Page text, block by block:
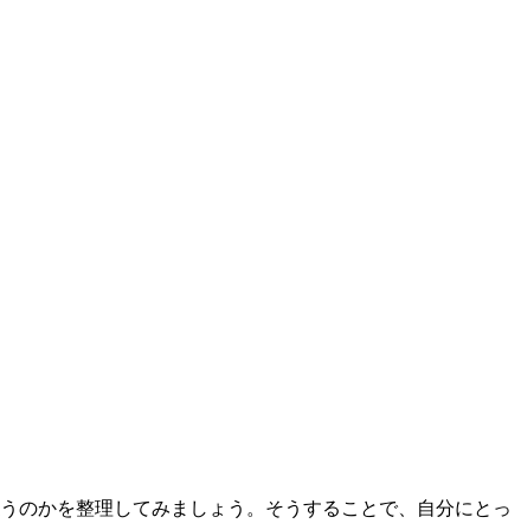
のかを整理してみましょう。そうすることで、自分にとっ